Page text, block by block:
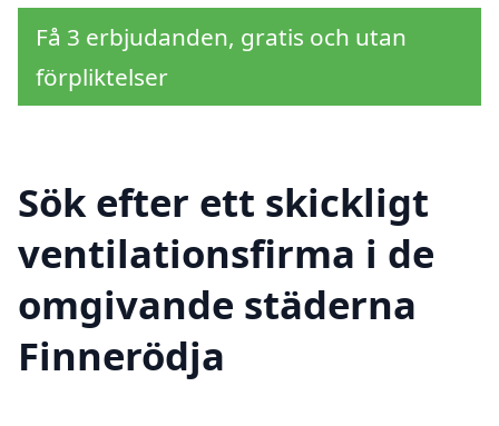
Få 3 erbjudanden, gratis och utan
förpliktelser
Sök efter ett skickligt
ventilationsfirma i de
omgivande städerna
Finnerödja